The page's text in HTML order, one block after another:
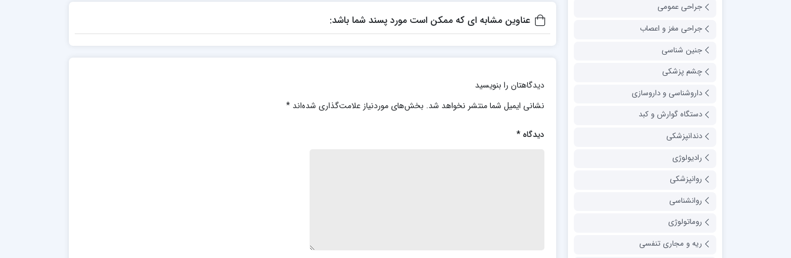
عناوین مشابه ای که ممکن است مورد پسند شما باشد:
دیدگاهتان را بنویسید
نشانی ایمیل شما منتشر نخواهد شد. بخش‌های موردنیاز علامت‌گذاری شده‌اند*
دیدگاه*
جراحی عمومی
جراحی مغز و اعصاب
جنین شناسی
چشم پزشکی
داروشناسی و داروسازی
دستگاه گوارش و کبد
دندانپزشکی
رادیولوژی
روانپزشکی
روانشناسی
روماتولوژی
ریه و مجاری تنفسی